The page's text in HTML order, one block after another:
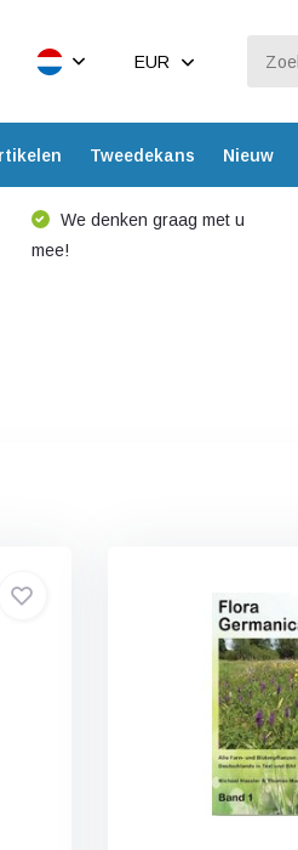
EUR
Tweedekans Nieuw
We denken graag met u
mee!